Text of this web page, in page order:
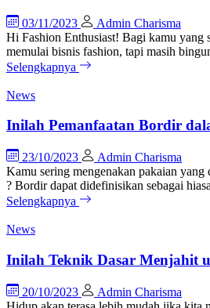
03/11/2023
Admin Charisma
Hi Fashion Enthusiast! Bagi kamu yang
memulai bisnis fashion, tapi masih
Selengkapnya
News
Inilah Pemanfaatan Bordir
23/10/2023
Admin Charisma
Kamu sering mengenakan pakaian yang
? Bordir dapat didefinisikan sebagai
Selengkapnya
News
Inilah Teknik Dasar Menjahit
20/10/2023
Admin Charisma